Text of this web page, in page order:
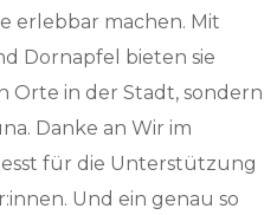
erlebbar machen. Mit
Dornapfel bieten sie
Orte in der Stadt, sondern
Danke an Wir im
für die Unterstützung
Und ein genau so